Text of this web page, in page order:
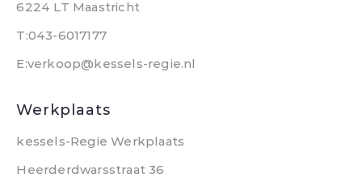
6224 LT Maastricht
T:043-6017177
E:verkoop@kessels-regie.nl
Werkplaats
kessels-Regie Werkplaats
Heerderdwarsstraat 36